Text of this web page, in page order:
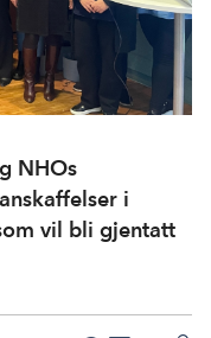
NHOs
i
vil bli gjentatt